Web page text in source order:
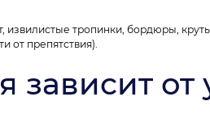
извилистые тропинки, бордюры,
от препятствия).
зависит от